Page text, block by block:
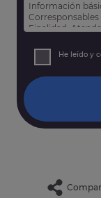
Información
Finalidad:
Derechos:
así como otros
He leído y